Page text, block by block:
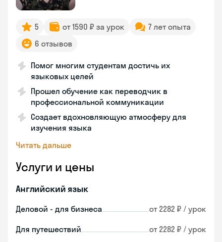
5 от 1590 ₽ за урок
7 лет опыта
6 отзывов
Помог многим студентам достичь их
языковых целей
Прошел обучение как переводчик в
профессиональной коммуникации
Создает вдохновляющую атмосферу для
изучения языка
Читать дальше
Услуги и цены
Английский язык
Деловой - для бизнеса от 2282 ₽ / урок
Для путешествий от 2282 ₽ / урок